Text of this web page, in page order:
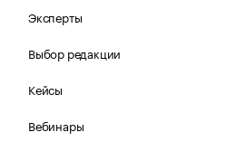
Эксперты
Выбор редакции
Кейсы
Вебинары